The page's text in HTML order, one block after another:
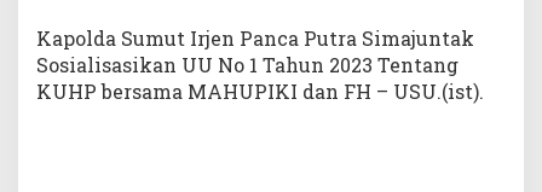
t
o
s
Kapolda Sumut Irjen Panca Putra Simajuntak
Sosialisasikan UU No 1 Tahun 2023 Tentang
KUHP bersama MAHUPIKI dan FH – USU.(ist).